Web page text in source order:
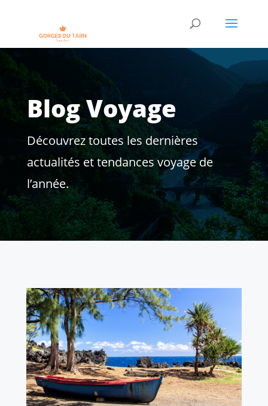
Blog Voyage
Découvrez toutes les dernières
actualités et tendances voyage de
l’année.